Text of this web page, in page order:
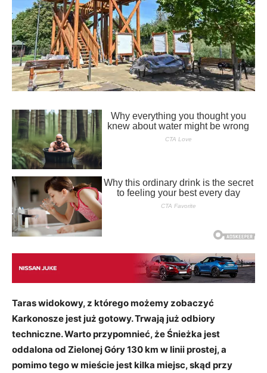
Taras widokowy, z którego możemy zobaczyć
Karkonosze jest już gotowy. Trwają już odbiory
techniczne. Warto przypomnieć, że Śnieżka jest
oddalona od Zielonej Góry 130 km w linii prostej, a
pomimo tego w mieście jest kilka miejsc, skąd przy